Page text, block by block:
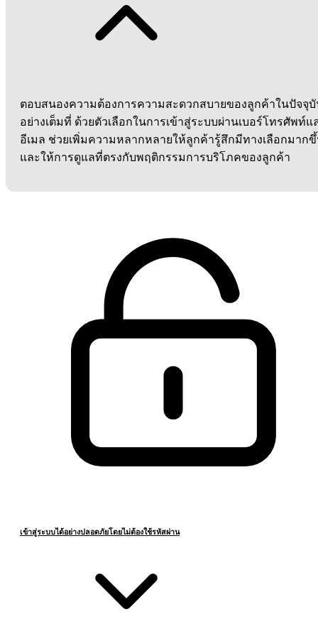
ตอบสนองความต้องการความสะดวกสบายของลูกค้าในปัจจุ
อย่างเต็มที่ ด้วยตัวเลือกในการเข้าสู่ระบบผ่านเบอร์โทรศัพท์แ
อีเมล ช่วยเพิ่มความหลากหลายให้ลูกค้ารู้สึกมีทางเลือกมาก
และให้การดูแลที่ตรงกับพฤติกรรมการบริโภคของลูกค้า
เข้าสู่ระบบได้อย่างปลอดภัยโดยไม่ต้องใช้รหัสผ่าน